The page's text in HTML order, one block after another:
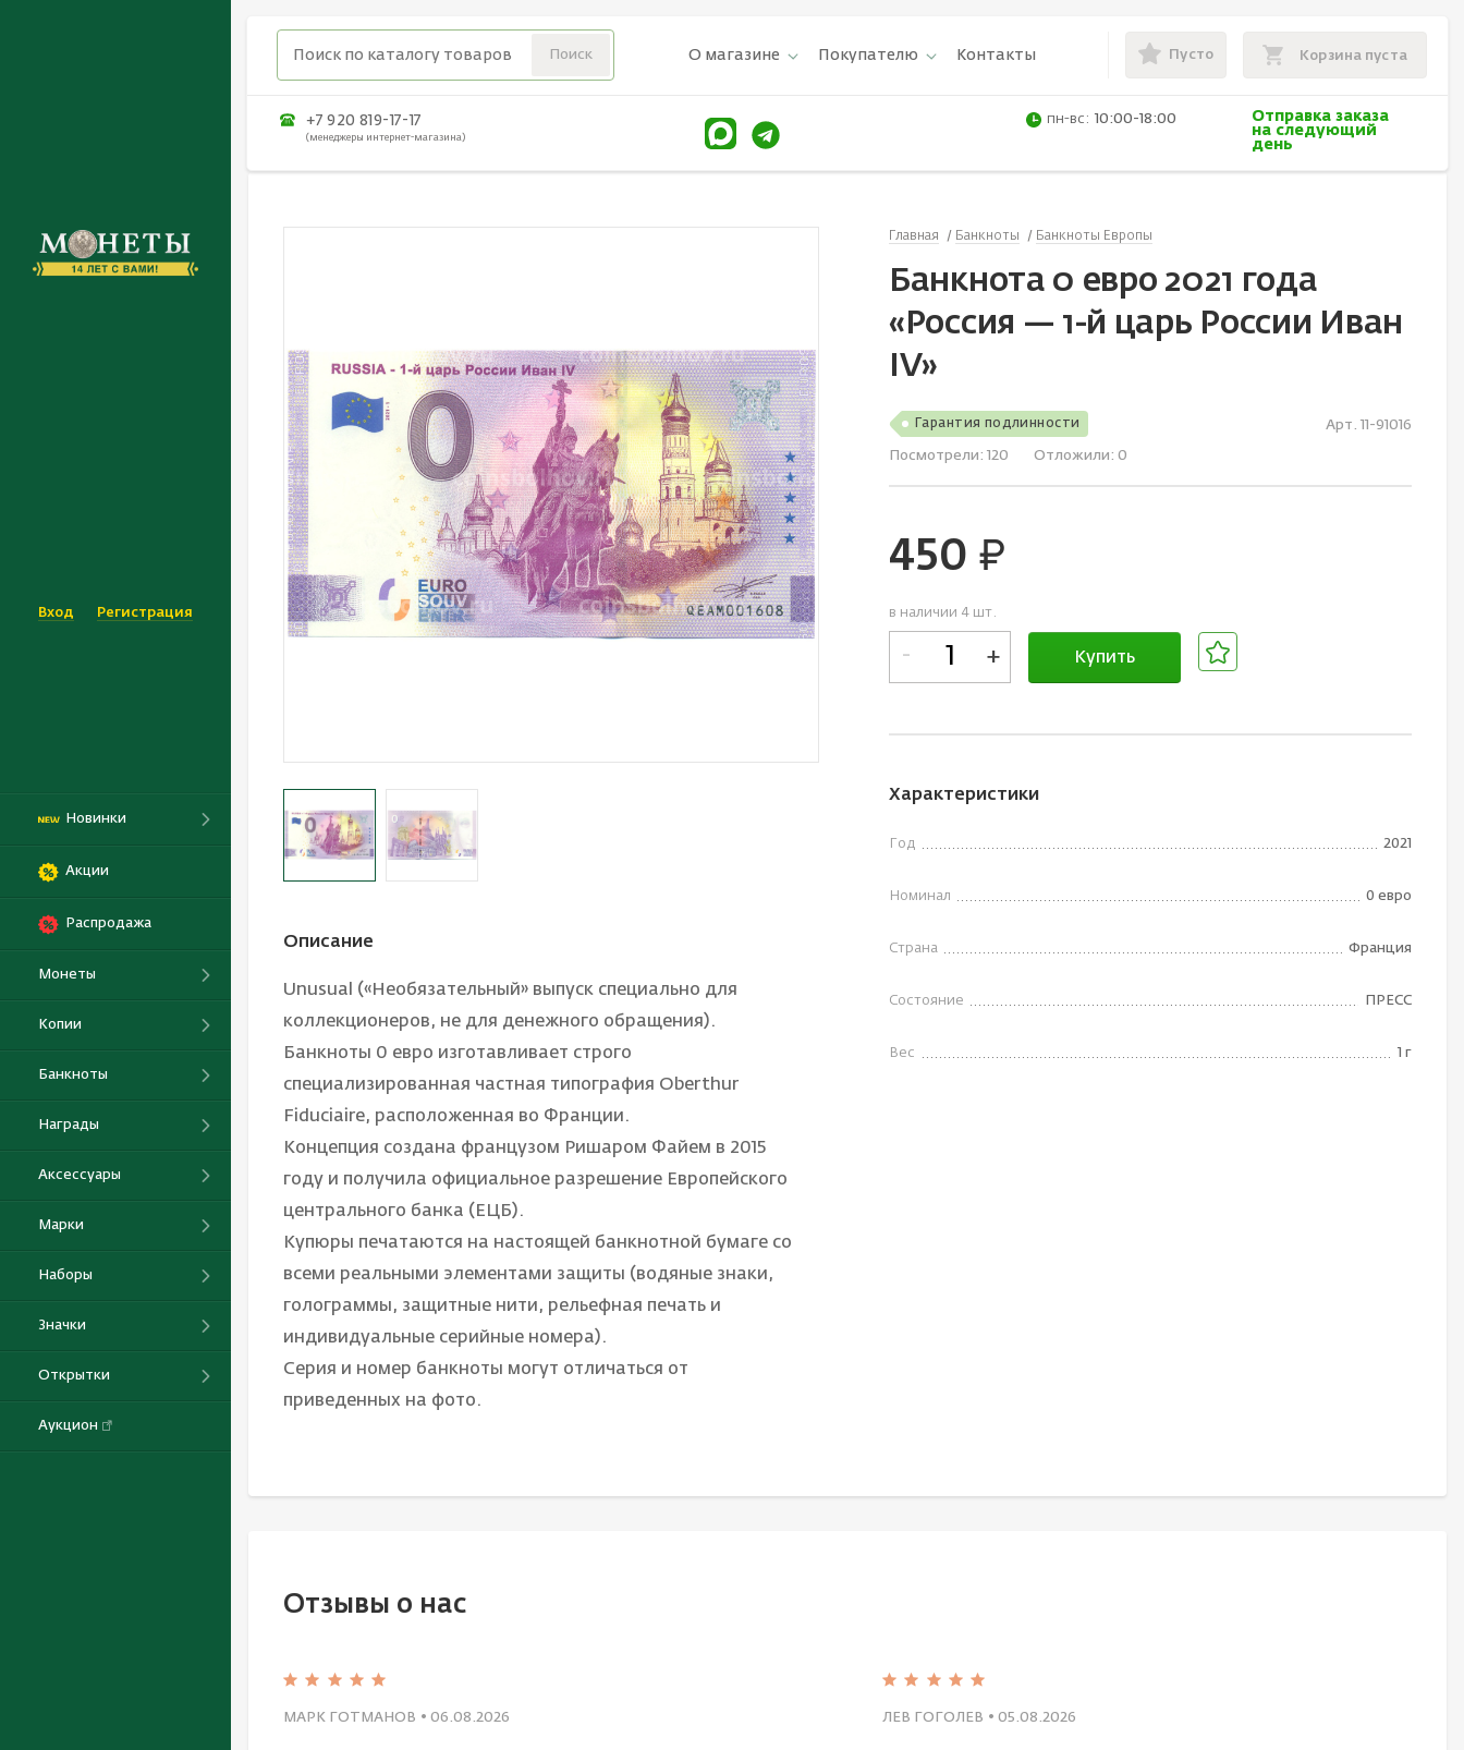
Вход Регистрация
Новинки
Акции
Распродажа
Монеты
Копии
Банкноты
Награды
Аксессуары
Марки
Наборы
Значки
Открытки
Аукцион
О магазине Покупателю Контакты Пусто Корзина пуста
+7 920 819-17-17
(менеджеры интернет-магазина)
пн-вс: 10:00-18:00
Отправка заказа
на следующий
день
Описание
Unusual («Необязательный» выпуск специально для
коллекционеров, не для денежного обращения).
Банкноты 0 евро изготавливает строго
специализированная частная типография Oberthur
Fiduciaire, расположенная во Франции.
Концепция создана французом Ришаром Файем в 2015
году и получила официальное разрешение Европейского
центрального банка (ЕЦБ).
Купюры печатаются на настоящей банкнотной бумаге со
всеми реальными элементами защиты (водяные знаки,
голограммы, защитные нити, рельефная печать и
индивидуальные серийные номера).
Серия и номер банкноты могут отличаться от
приведенных на фото.
Главная Банкноты Банкноты Европы
Банкнота 0 евро 2021 года
«Россия — 1-й царь России Иван
IV»
Гарантия подлинности Арт. 11-91016
Посмотрели: 120 Отложили: 0
450 руб.
в наличии 4 шт.
- + Купить
Характеристики
Год 2021
Номинал 0 евро
Страна Франция
Состояние ПРЕСС
Вес 1 г
Отзывы о нас
МАРК ГОТМАНОВ • 06.08.2026 ЛЕВ ГОГОЛЕВ • 05.08.2026